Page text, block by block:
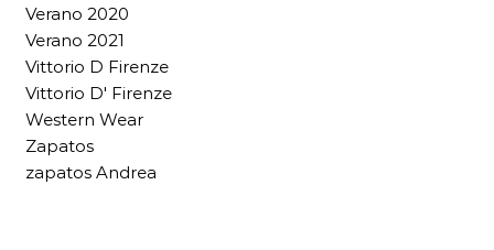
Verano 2020
Verano 2021
Vittorio D Firenze
Vittorio D' Firenze
Western Wear
Zapatos
zapatos Andrea